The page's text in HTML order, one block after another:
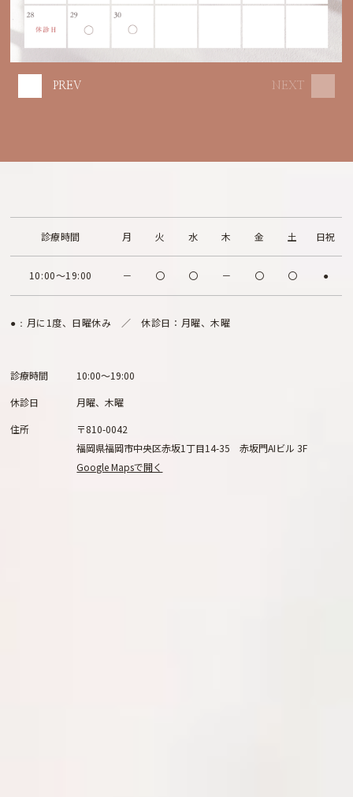
NEXT
PREV
診療時間 月 火 水 木 金 土 日祝
10:00～19:00 － 〇 〇 － 〇 〇 ●
●： 月に1度、日曜休み ／ 休診日：月曜、木曜
診療時間
10:00～19:00
休診日
月曜、木曜
住所
〒810-0042
福岡県福岡市中央区赤坂1丁目14-35 赤坂門AIビル 3F
Google Mapsで開く